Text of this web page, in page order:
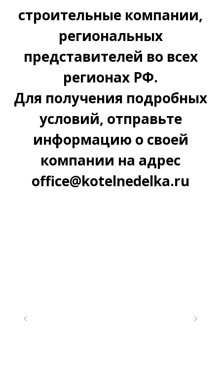
строительные компании,
региональных
представителей во всех
регионах РФ.
Для получения подробных
условий, отправьте
информацию о своей
компании на адрес
office@kotelnedelka.ru